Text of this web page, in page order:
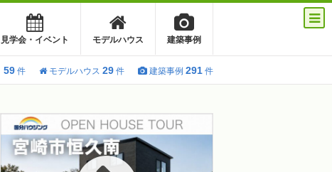
見学会・イベント モデルハウス 建築事例
59 件 モデルハウス 29 件 建築事例 291 件